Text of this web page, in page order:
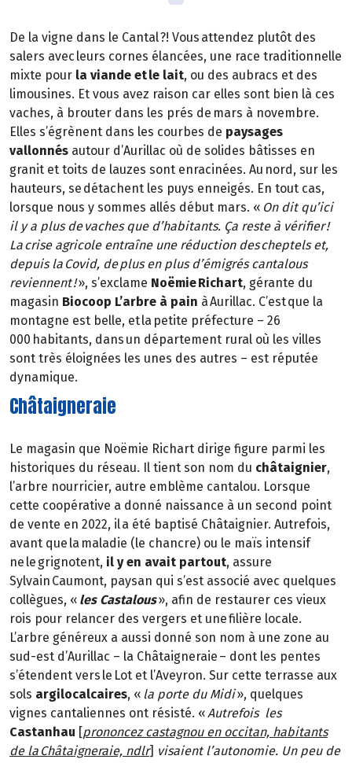
De la vigne dans le Cantal ?! Vous attendez plutôt des
salers avec leurs cornes élancées, une race traditionnelle
mixte pour la viande et le lait, ou des aubracs et des
limousines. Et vous avez raison car elles sont bien là ces
vaches, à brouter dans les prés de mars à novembre.
Elles s’égrènent dans les courbes de paysages
vallonnés autour d’Aurillac où de solides bâtisses en
granit et toits de lauzes sont enracinées. Au nord, sur les
hauteurs, se détachent les puys enneigés. En tout cas,
lorsque nous y sommes allés début mars. « On dit qu’ici
il y a plus de vaches que d’habitants. Ça reste à vérifier !
La crise agricole entraîne une réduction des cheptels et,
depuis la Covid, de plus en plus d’émigrés cantalous
reviennent !», s’exclame Noëmie Richart, gérante du
magasin Biocoop L’arbre à pain à Aurillac. C’est que la
montagne est belle, et la petite préfecture – 26
000 habitants, dans un département rural où les villes
sont très éloignées les unes des autres – est réputée
dynamique.
Châtaigneraie
Le magasin que Noëmie Richart dirige figure parmi les
historiques du réseau. Il tient son nom du châtaignier,
l’arbre nourricier, autre emblème cantalou. Lorsque
cette coopérative a donné naissance à un second point
de vente en 2022, il a été baptisé Châtaignier. Autrefois,
avant que la maladie (le chancre) ou le maïs intensif
ne le grignotent, il y en avait partout, assure
Sylvain Caumont, paysan qui s’est associé avec quelques
collègues, « les Castalous», afin de restaurer ces vieux
rois pour relancer des vergers et une filière locale.
L’arbre généreux a aussi donné son nom à une zone au
sud-est d’Aurillac – la Châtaigneraie – dont les pentes
s’étendent vers le Lot et l’Aveyron. Sur cette terrasse aux
sols argilocalcaires, « la porte du Midi», quelques
vignes cantaliennes ont résisté. «Autrefois les
Castanhau [prononcez castagnou en occitan, habitants
de la Châtaigneraie, ndlr] visaient l’autonomie. Un peu de